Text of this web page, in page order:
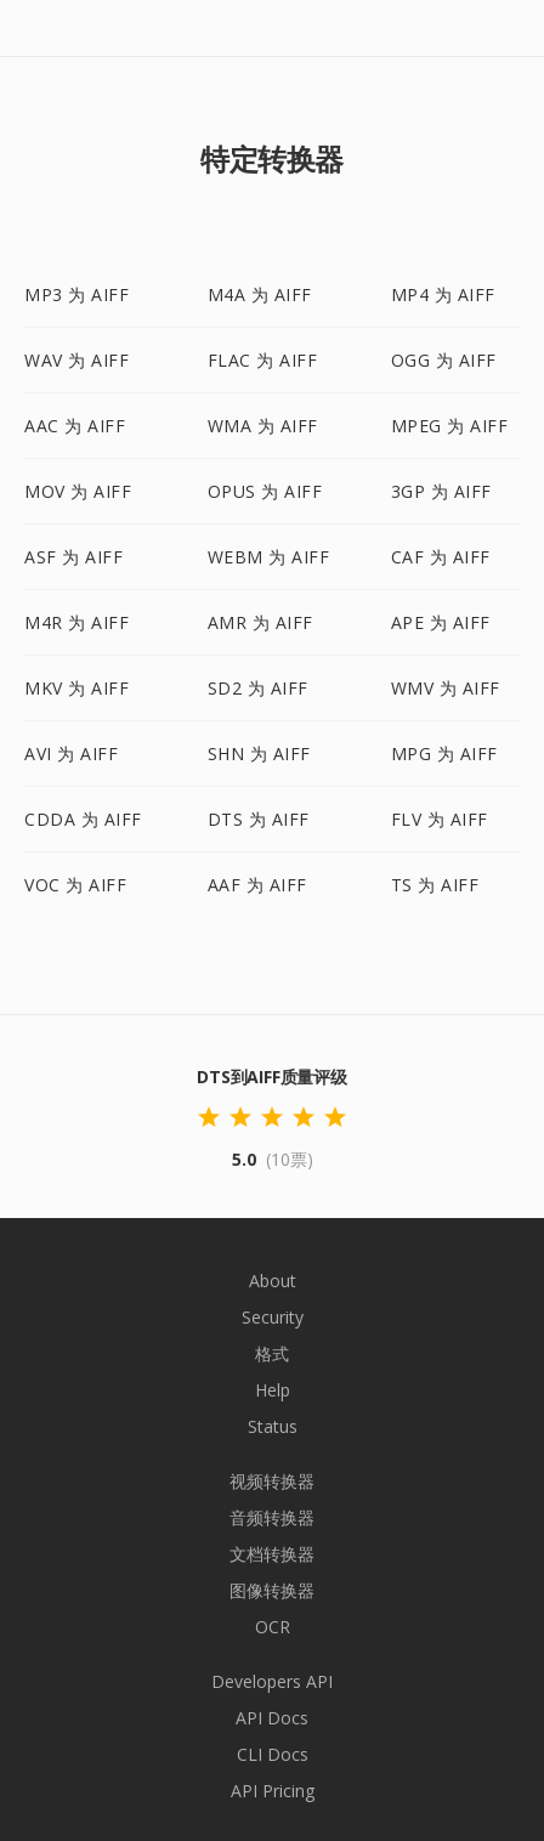
特定转换器
MP3 为 AIFF M4A 为 AIFF MP4 为 AIFF
WAV 为 AIFF FLAC 为 AIFF OGG 为 AIFF
AAC 为 AIFF WMA 为 AIFF MPEG 为 AIFF
MOV 为 AIFF OPUS 为 AIFF 3GP 为 AIFF
ASF 为 AIFF WEBM 为 AIFF CAF 为 AIFF
M4R 为 AIFF AMR 为 AIFF APE 为 AIFF
MKV 为 AIFF SD2 为 AIFF WMV 为 AIFF
AVI 为 AIFF SHN 为 AIFF MPG 为 AIFF
CDDA 为 AIFF DTS 为 AIFF FLV 为 AIFF
VOC 为 AIFF AAF 为 AIFF TS 为 AIFF
DTS到AIFF质量评级
5.0 (10票)
About
Security
格式
Help
Status
视频转换器
音频转换器
文档转换器
图像转换器
OCR
Developers API
API Docs
CLI Docs
API Pricing